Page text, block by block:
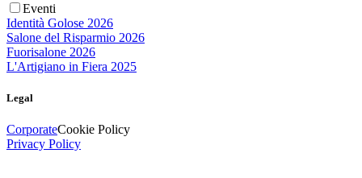
Eventi
Identità Golose 2026
Salone del Risparmio 2026
Fuorisalone 2026
L'Artigiano in Fiera 2025
Legal
CorporateCookie Policy
Privacy Policy